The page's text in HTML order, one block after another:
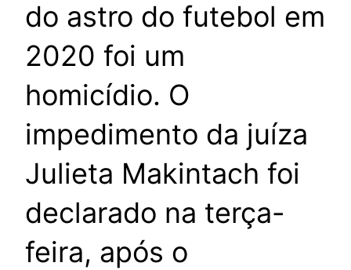
do astro do futebol em
2020 foi um
homicídio. O
impedimento da juíza
Julieta Makintach foi
declarado na terça-
feira, após o